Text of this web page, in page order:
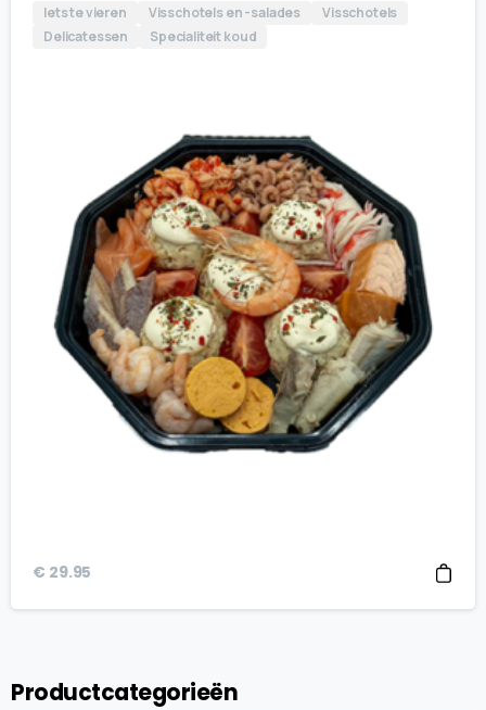
Iets te vieren Visschotels en -salades
Visschotels
Delicatessen
Specialiteit koud
€ 29.95
Productcategorieën